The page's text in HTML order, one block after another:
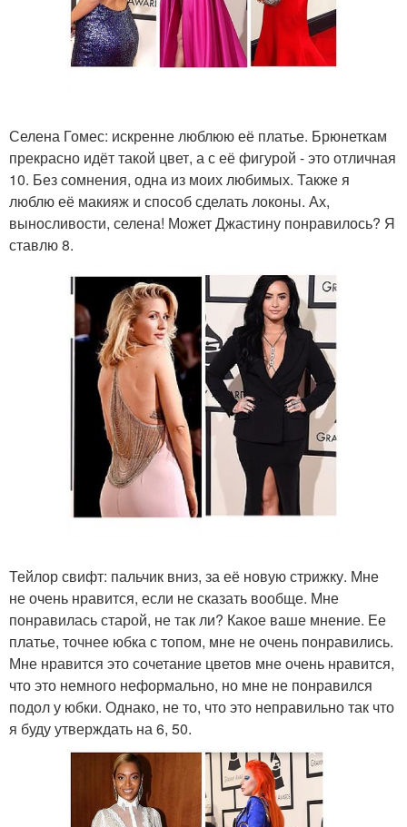
Селена Гомес: искренне люблюю её платье. Брюнеткам
прекрасно идёт такой цвет, а с её фигурой - это отличная
10. Без сомнения, одна из моих любимых. Также я
люблю её макияж и способ сделать локоны. Ах,
выносливости, селена! Может Джастину понравилось? Я
ставлю 8.
Тейлор свифт: пальчик вниз, за её новую стрижку. Мне
не очень нравится, если не сказать вообще. Мне
понравилась старой, не так ли? Какое ваше мнение. Ее
платье, точнее юбка с топом, мне не очень понравились.
Мне нравится это сочетание цветов мне очень нравится,
что это немного неформально, но мне не понравился
подол у юбки. Однако, не то, что это неправильно так что
я буду утверждать на 6, 50.